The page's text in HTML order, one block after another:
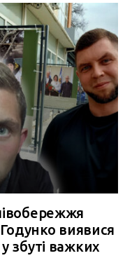
виявися
збуті важких